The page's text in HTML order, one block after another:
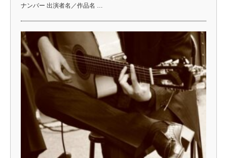
ナンバー 出演者名／作品名 …